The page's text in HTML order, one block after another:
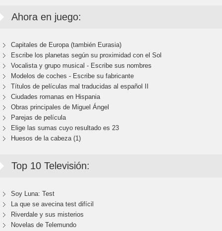
Ahora en juego:
Capitales de Europa (también Eurasia)
Escribe los planetas según su proximidad con el Sol
Vocalista y grupo musical - Escribe sus nombres
Modelos de coches - Escribe su fabricante
Títulos de películas mal traducidas al español II
Ciudades romanas en Hispania
Obras principales de Miguel Ángel
Parejas de película
Elige las sumas cuyo resultado es 23
Huesos de la cabeza (1)
Top 10 Televisión:
Soy Luna: Test
La que se avecina test difícil
Riverdale y sus misterios
Novelas de Telemundo